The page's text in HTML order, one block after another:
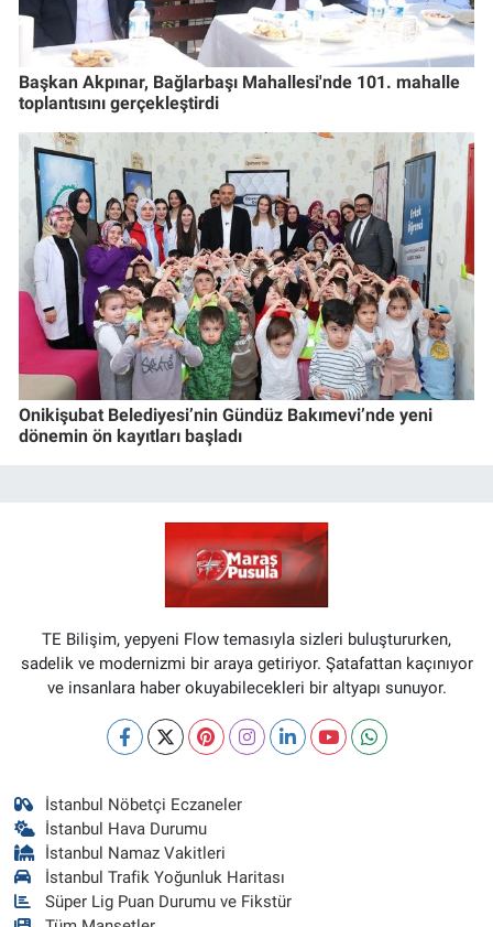
Başkan Akpınar, Bağlarbaşı Mahallesi'nde 101. mahalle
toplantısını gerçekleştirdi
Onikişubat Belediyesi’nin Gündüz Bakımevi’nde yeni
dönemin ön kayıtları başladı
TE Bilişim, yepyeni Flow temasıyla sizleri buluştururken,
sadelik ve modernizmi bir araya getiriyor. Şatafattan kaçınıyor
ve insanlara haber okuyabilecekleri bir altyapı sunuyor.
İstanbul Nöbetçi Eczaneler
İstanbul Hava Durumu
İstanbul Namaz Vakitleri
İstanbul Trafik Yoğunluk Haritası
Süper Lig Puan Durumu ve Fikstür